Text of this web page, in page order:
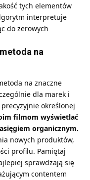
tych elementów
interpretuje
do zerowych
na
na znaczne
dla marek i
określonej
filmom wyświetlać
organicznym.
nowych produktów,
profilu. Pamiętaj
sprawdzają się
contentem